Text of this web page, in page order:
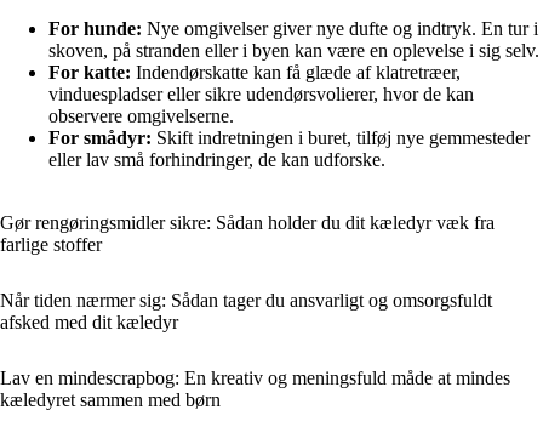
For hunde: Nye omgivelser giver nye dufte og indtryk. En tur i
skoven, på stranden eller i byen kan være en oplevelse i sig selv.
For katte: Indendørskatte kan få glæde af klatretræer,
vinduespladser eller sikre udendørsvolierer, hvor de kan
observere omgivelserne.
For smådyr: Skift indretningen i buret, tilføj nye gemmesteder
eller lav små forhindringer, de kan udforske.
Gør rengøringsmidler sikre: Sådan holder du dit kæledyr væk fra
farlige stoffer
Når tiden nærmer sig: Sådan tager du ansvarligt og omsorgsfuldt
afsked med dit kæledyr
Lav en mindescrapbog: En kreativ og meningsfuld måde at mindes
kæledyret sammen med børn